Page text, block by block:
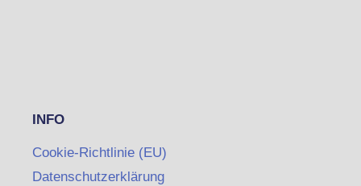
INFO
Cookie-Richtlinie (EU)
Datenschutzerklärung